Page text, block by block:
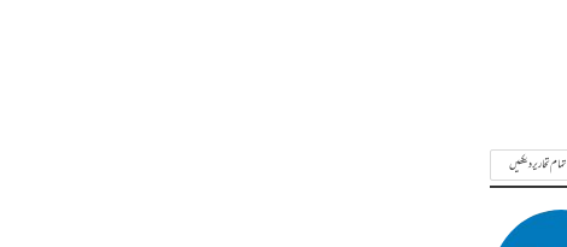
تمام تحاریر دیکھیں